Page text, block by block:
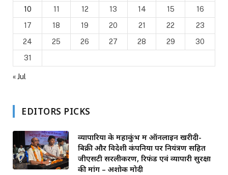
10
11 12 13 14 15
16
17
18 19 20 21 22
23
24
25 26 27 28 29
30
31
« Jul
EDITORS PICKS
व्यापारियों के महाकुंभ में ऑनलाइन खरीदी-
बिक्री और विदेशी कंपनियों पर नियंत्रण सहित
जीएसटी सरलीकरण, रिफंड एवं व्यापारी सुरक्षा
की मांग – अशोक मोदी